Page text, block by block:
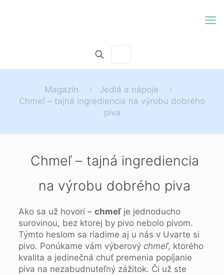
Magazín
Jedlá a nápoje
Chmeľ – tajná ingrediencia na výrobu dobrého
piva
Chmeľ – tajná ingrediencia
na výrobu dobrého piva
Ako sa už hovorí – chmeľje jednoducho
surovinou, bez ktorej by pivo nebolo pivom.
Týmto heslom sa riadime aj u nás v Uvarte si
pivo. Ponúkame vám výberový chmeľ, ktorého
kvalita a jedinečná chuť premenia popíjanie
piva na nezabudnuteľný zážitok. Či už ste